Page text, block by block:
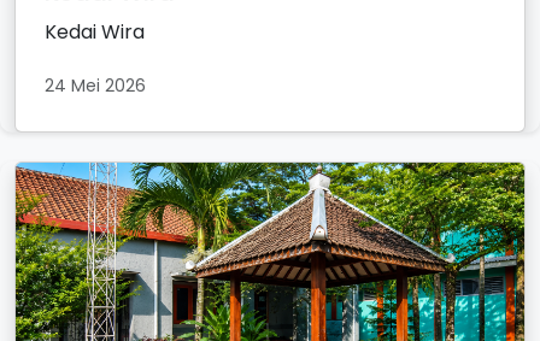
Kedai Wira
24 Mei 2026